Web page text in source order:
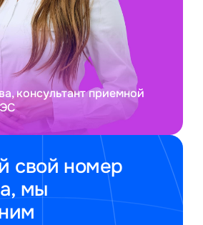
свой номер
мы
консультант приемной